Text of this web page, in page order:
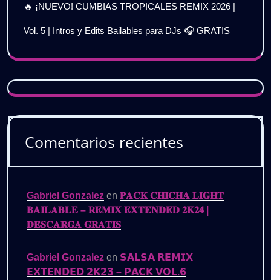
🔥 ¡NUEVO! CUMBIAS TROPICALES REMIX 2026 |
Vol. 5 | Intros y Edits Bailables para DJs 🎧 GRATIS
Comentarios recientes
Gabriel Gonzalez en 𝐏𝐀𝐂𝐊 𝐂𝐇𝐈𝐂𝐇𝐀 𝐋𝐈𝐆𝐇𝐓
𝐁𝐀𝐈𝐋𝐀𝐁𝐋𝐄 – 𝐑𝐄𝐌𝐈𝐗 𝐄𝐗𝐓𝐄𝐍𝐃𝐄𝐃 𝟐𝐊𝟐𝟒 |
𝐃𝐄𝐒𝐂𝐀𝐑𝐆𝐀 𝐆𝐑𝐀𝐓𝐈𝐒
Gabriel Gonzalez en 𝗦𝗔𝗟𝗦𝗔 𝗥𝗘𝗠𝗜𝗫
𝗘𝗫𝗧𝗘𝗡𝗗𝗘𝗗 𝟮𝗞𝟮𝟯 – 𝗣𝗔𝗖𝗞 𝗩𝗢𝗟.𝟲